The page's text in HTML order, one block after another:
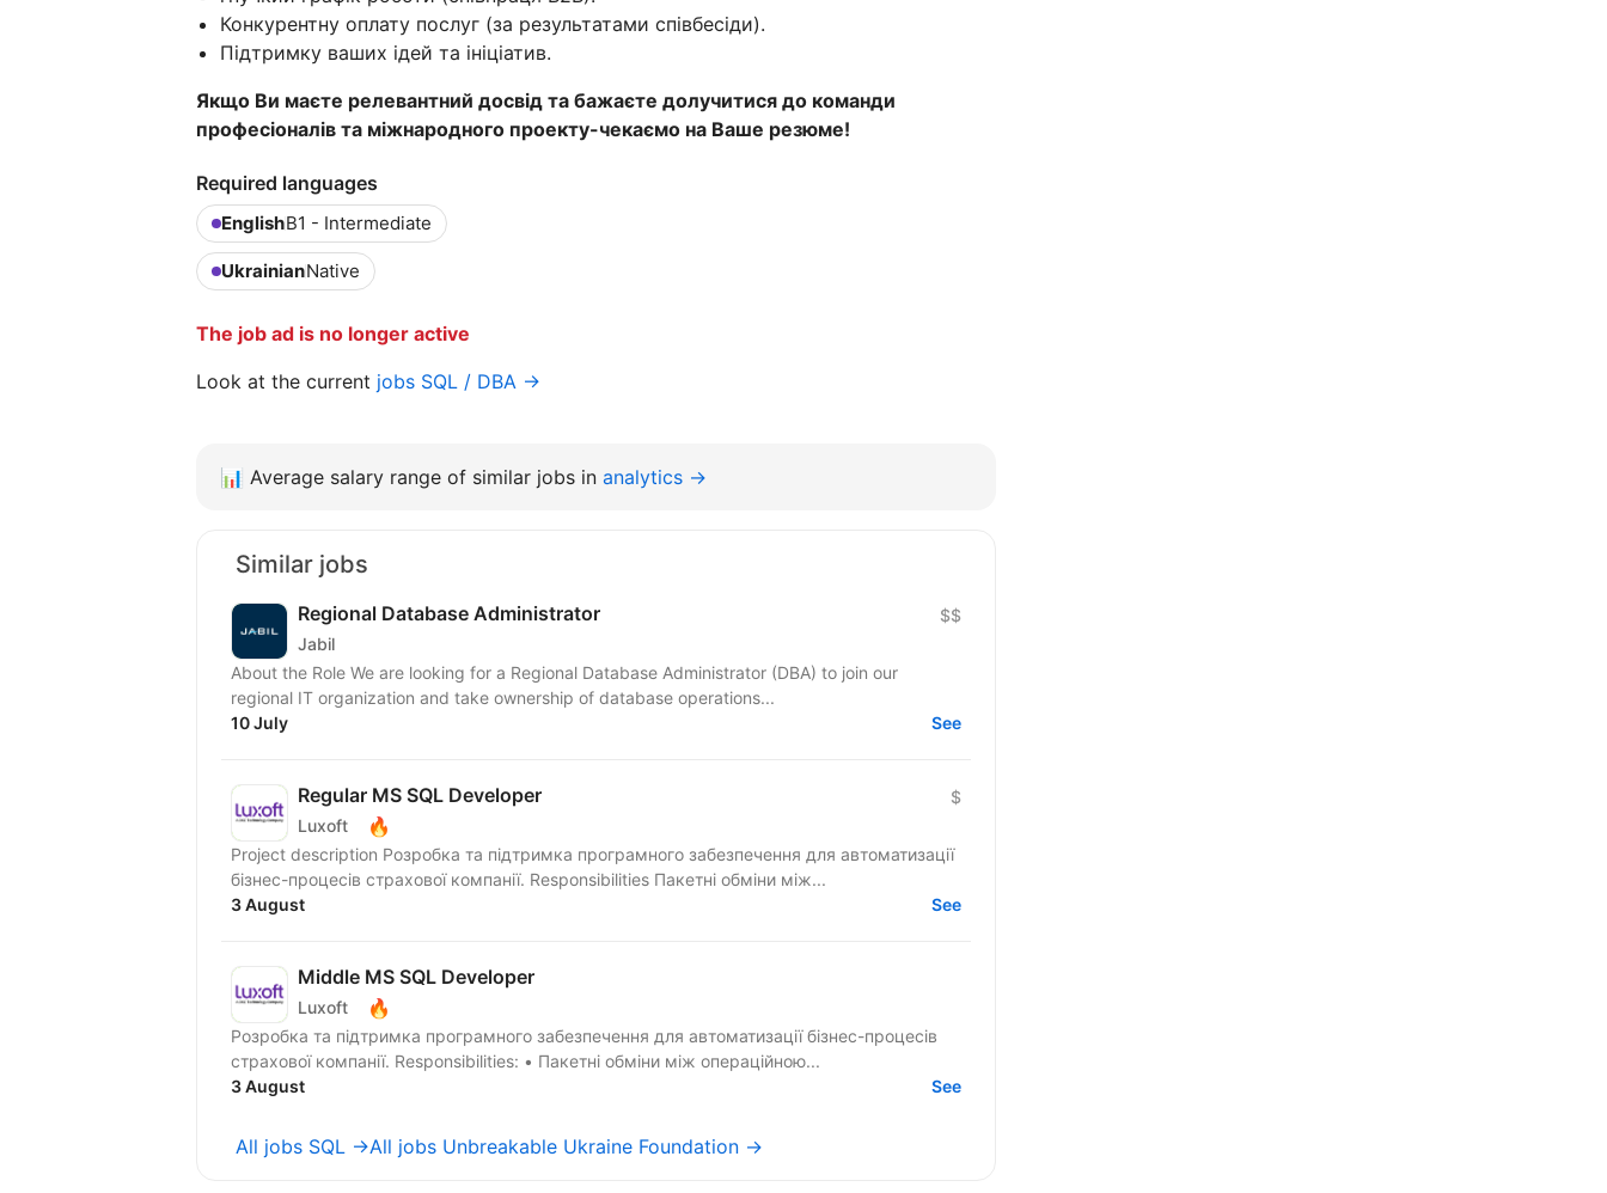
Конкурентну оплату послуг (за результатами співбесіди).
Підтримку ваших ідей та ініціатив.
Якщо Ви маєте релевантний досвід та бажаєте долучитися до команди
професіоналів та міжнародного проекту-чекаємо на Ваше резюме!
Required languages
EnglishB1 - Intermediate
UkrainianNative
The job ad is no longer active
Look at the current jobs SQL / DBA →
📊 Average salary range of similar jobs in analytics →
Similar jobs
Regional Database Administrator
Jabil
$$
About the Role We are looking for a Regional Database Administrator (DBA) to join our
regional IT organization and take ownership of database operations...
10 July
See
Regular MS SQL Developer
Luxoft 🔥
$
Project description Розробка та підтримка програмного забезпечення для автоматизації
бізнес-процесів страхової компанії. Responsibilities Пакетні обміни між...
3 August
See
Middle MS SQL Developer
Luxoft 🔥
Розробка та підтримка програмного забезпечення для автоматизації бізнес-процесів
страхової компанії. Responsibilities: • Пакетні обміни між операційною...
3 August
See
All jobs SQL →All jobs Unbreakable Ukraine Foundation →